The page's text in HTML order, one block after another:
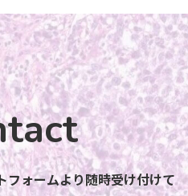
フォームより随時受け付けて